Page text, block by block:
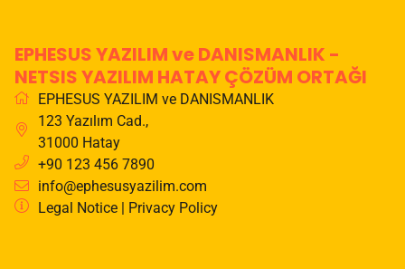
EPHESUS YAZILIM ve DANISMANLIK -
NETSIS YAZILIM HATAY ÇÖZÜM ORTAĞI
EPHESUS YAZILIM ve DANISMANLIK
123 Yazılım Cad.,
31000 Hatay
+90 123 456 7890
info@ephesusyazilim.com
Legal Notice| Privacy Policy